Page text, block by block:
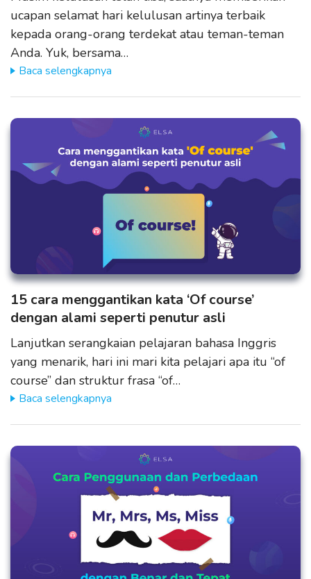
ucapan selamat hari kelulusan artinya terbaik
kepada orang-orang terdekat atau teman-teman
Anda. Yuk, bersama…
Baca selengkapnya
15 cara menggantikan kata ‘Of course’
dengan alami seperti penutur asli
Lanjutkan serangkaian pelajaran bahasa Inggris
yang menarik, hari ini mari kita pelajari apa itu “of
course” dan struktur frasa “of…
Baca selengkapnya